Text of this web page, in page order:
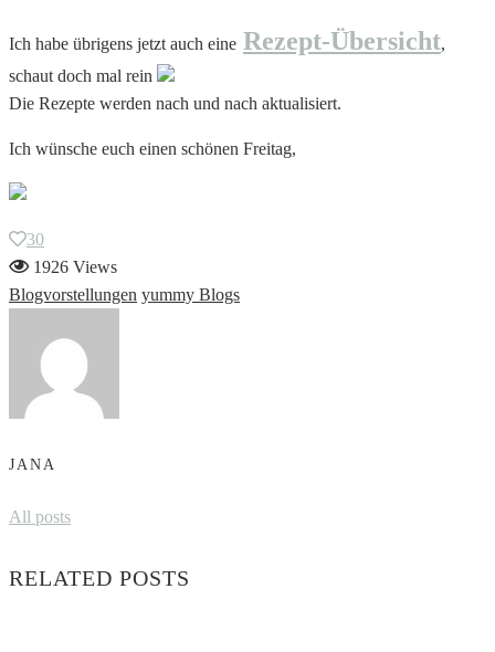
Ich habe übrigens jetzt auch eine Rezept-Übersicht,
schaut doch mal rein
Die Rezepte werden nach und nach aktualisiert.
Ich wünsche euch einen schönen Freitag,
30
1926 Views
Blogvorstellungen yummy Blogs
JANA
All posts
RELATED POSTS